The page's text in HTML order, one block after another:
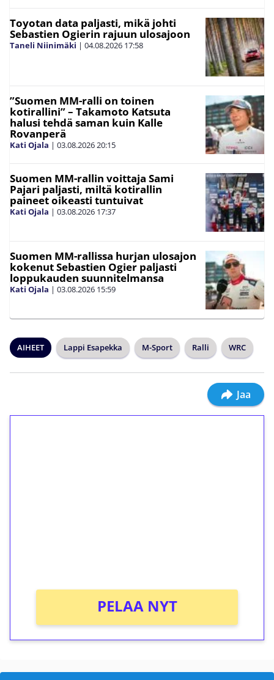
Toyotan data paljasti, mikä johti
Sebastien Ogierin rajuun ulosajoon
Taneli Niinimäki | 04.08.2026 17:58
”Suomen MM-ralli on toinen
kotirallini” – Takamoto Katsuta
halusi tehdä saman kuin Kalle
Rovanperä
Kati Ojala | 03.08.202620:15
Suomen MM-rallin voittaja Sami
Pajari paljasti, miltä kotirallin
paineet oikeasti tuntuivat
Kati Ojala | 03.08.2026 17:37
Suomen MM-rallissa hurjan ulosajon
kokenut Sebastien Ogier paljasti
loppukauden suunnitelmansa
Kati Ojala | 03.08.2026 15:59
AIHEET Lappi Esapekka M-Sport Ralli WRC
Jaa
PELAA NYT